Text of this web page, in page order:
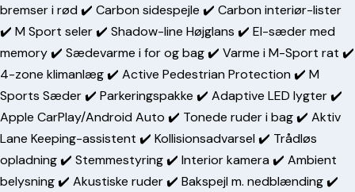
bremser i rød ✔️ Carbon sidespejle ✔️ Carbon interiør-lister
✔️ M Sport seler ✔️ Shadow-line Højglans ✔️ El-sæder med
memory ✔️ Sædevarme i for og bag ✔️ Varme i M-Sport rat ✔️
4-zone klimanlæg ✔️ Active Pedestrian Protection ✔️ M
Sports Sæder ✔️ Parkeringspakke ✔️ Adaptive LED lygter ✔️
Apple CarPlay/Android Auto ✔️ Tonede ruder i bag ✔️ Aktiv
Lane Keeping-assistent ✔️ Kollisionsadvarsel ✔️ Trådløs
opladning ✔️ Stemmestyring ✔️ Interior kamera ✔️ Ambient
belysning ✔️ Akustiske ruder ✔️ Bakspejl m. nedblænding ✔️